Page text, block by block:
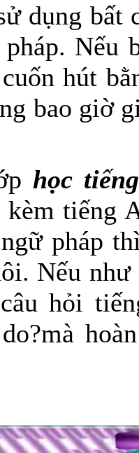
dụng bất
Nếu
hút
bao giờ
học
tiếng
pháp
Nếu
hỏi